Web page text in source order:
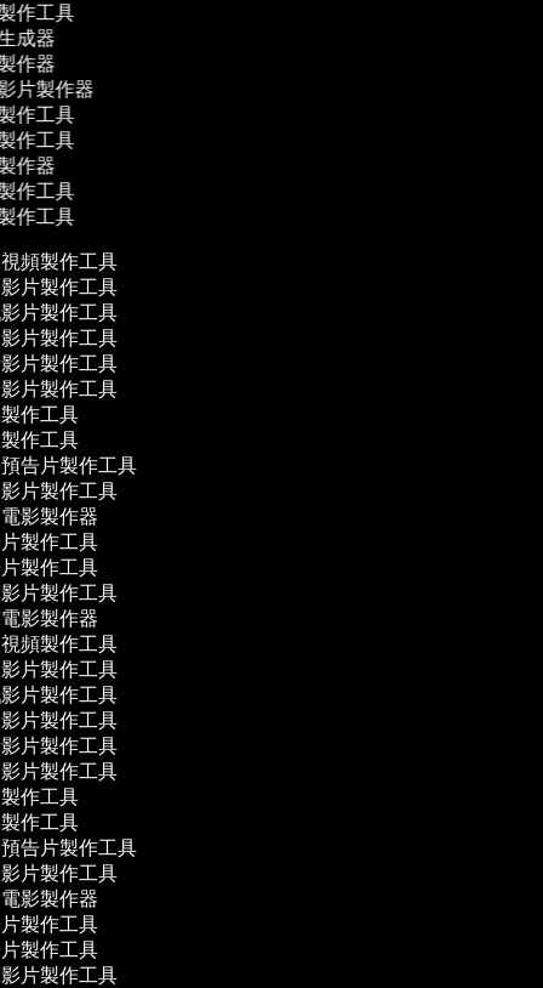
作工具
成器
作器
片製作器
作工具
作工具
作器
作工具
作工具
頻製作工具
片製作工具
片製作工具
片製作工具
片製作工具
片製作工具
作工具
作工具
告片製作工具
片製作工具
影製作器
製作工具
製作工具
片製作工具
影製作器
頻製作工具
片製作工具
片製作工具
片製作工具
片製作工具
片製作工具
作工具
作工具
告片製作工具
片製作工具
影製作器
製作工具
製作工具
片製作工具